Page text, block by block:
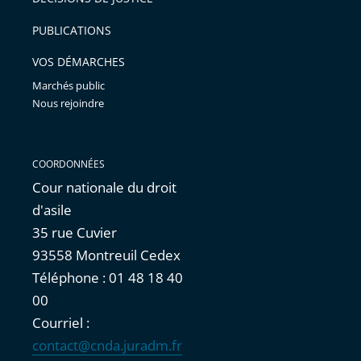
avant
PUBLICATIONS
VOS DÉMARCHES
Marchés public
Nous rejoindre
COORDONNÉES
Cour nationale du droit
d'asile
35 rue Cuvier
93558 Montreuil Cedex
Téléphone : 01 48 18 40
00
Courriel :
contact@cnda.juradm.fr